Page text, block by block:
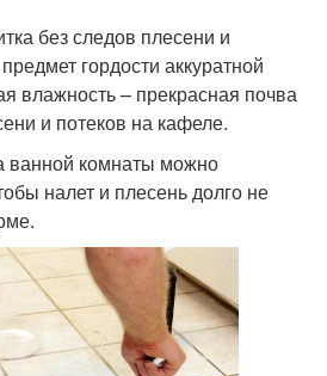
без следов плесени и
гордости аккуратной
влажность – прекрасная почва
и потеков на кафеле.
ванной комнаты можно
налет и плесень долго не